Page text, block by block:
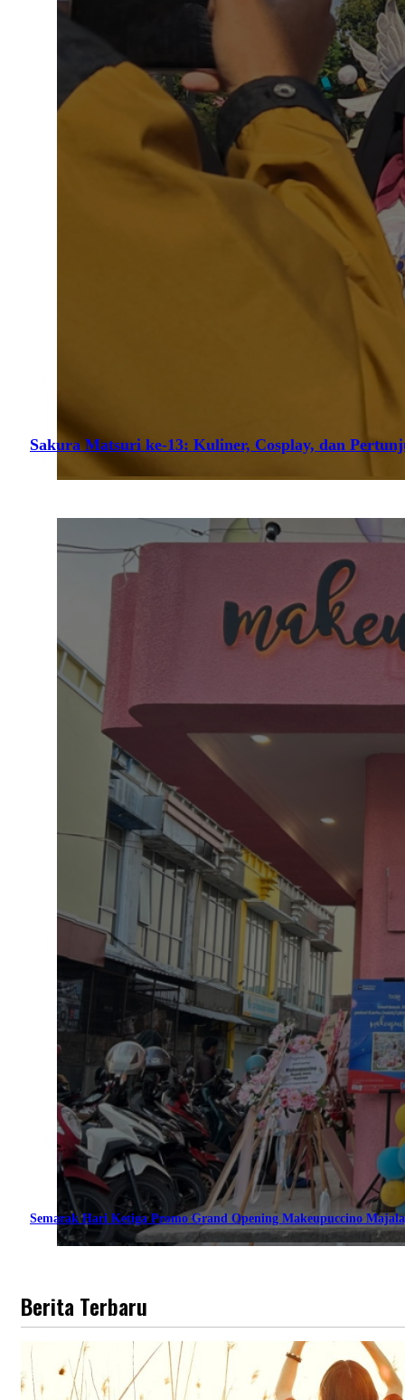
Sakura Matsuri ke-13: Kuliner, Cosplay, dan
Semarak Hari Ketiga Promo Grand Opening Makeupuccino
Berita Terbaru